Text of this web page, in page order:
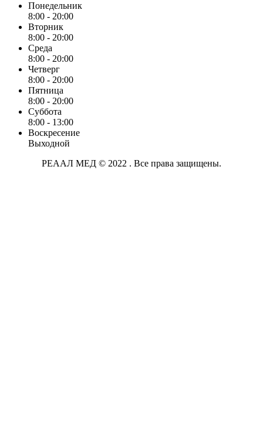
Понедельник
8:00 - 20:00
Вторник
8:00 - 20:00
Среда
8:00 - 20:00
Четверг
8:00 - 20:00
Пятница
8:00 - 20:00
Суббота
8:00 - 13:00
Воскресение
Выходной
РЕААЛ МЕД © 2022 . Все права защищены.